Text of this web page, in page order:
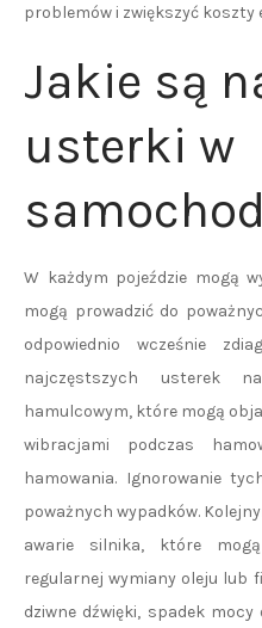
problemów i zwiększyć
Jakie są
usterki w
W każdym pojeździe mogą
mogą prowadzić do
odpowiednio wcześnie
najczęstszych usterek
hamulcowym, które mogą
wibracjami podczas
hamowania. Ignorowanie
poważnych wypadków.
awarie silnika, które
regularnej wymiany oleju lub
dziwne dźwięki, spadek